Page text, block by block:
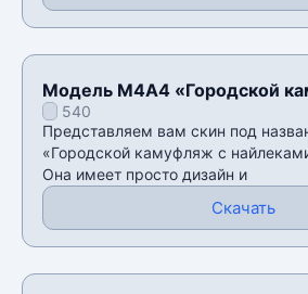
Модель М4А4 «Городской
найлеками» для CSS v34
540
Представляем вам скин под
«Городской камуфляж с
Она имеет просто дизайн и
Скачать